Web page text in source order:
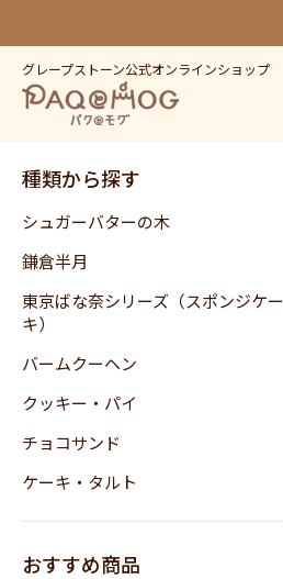
グレープストーン公式オンラインショップ
種類から探す
シュガーバターの木
鎌倉半月
東京ばな奈シリーズ（スポンジケー
キ）
バームクーヘン
クッキー・パイ
チョコサンド
ケーキ・タルト
おすすめ商品